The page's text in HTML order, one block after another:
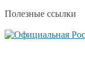
Полезные ссылки